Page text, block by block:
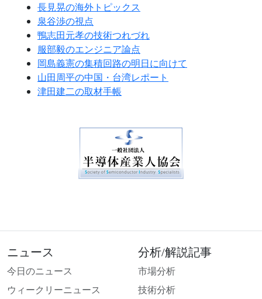
長見晃の海外トピックス
泉谷渉の視点
鴨志田元孝の技術つれづれ
服部毅のエンジニア論点
岡島義憲の集積回路の明日に向けて
山田周平の中国・台湾レポート
津田建二の取材手帳
ニュース
今日のニュース
ウィークリーニュース
分析/解説記事
市場分析
技術分析